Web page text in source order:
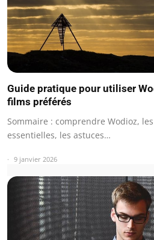
Guide pratique pour utiliser
films préférés
Sommaire : comprendre Wodioz,
essentielles, les astuces…
9 janvier 2026